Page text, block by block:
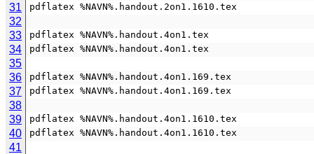
31 pdflatex %NAVN%.handout.2on1.1610.tex
32
33
pdflatex %NAVN%.handout.4on1.tex
34 pdflatex %NAVN%.handout.4on1.tex
35
36
pdflatex %NAVN%.handout.4on1.169.tex
37 pdflatex %NAVN%.handout.4on1.169.tex
38
39
pdflatex %NAVN%.handout.4on1.1610.tex
40 pdflatex %NAVN%.handout.4on1.1610.tex
41